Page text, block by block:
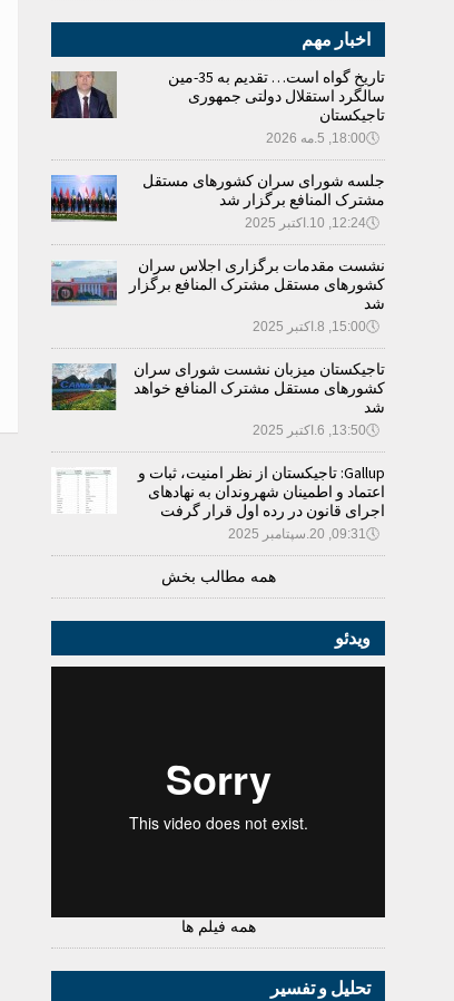
اخبار مهم
تاریخ گواه است… تقدیم به 35-مین
سالگرد استقلال دولتی جمهوری
تاجیکستان
🕔18:00, 5.مه 2026
جلسه شورای سران کشورهای مستقل
مشترک المنافع برگزار شد
🕔12:24, 10.اکتبر 2025
نشست مقدمات برگزاری اجلاس سران
کشورهای مستقل مشترک المنافع برگزار
شد
🕔15:00, 8.اکتبر 2025
تاجیکستان میزبان نشست شورای سران
کشورهای مستقل مشترک المنافع خواهد
شد
🕔13:50, 6.اکتبر 2025
Gallup: تاجیکستان از نظر امنیت، ثبات و
اعتماد و اطمینان شهروندان به نهادهای
اجرای قانون در رده اول قرار گرفت
🕔09:31, 20.سپتامبر 2025
همه مطالب بخش
ویدئو
همه فیلم ها
تحلیل و تفسیر